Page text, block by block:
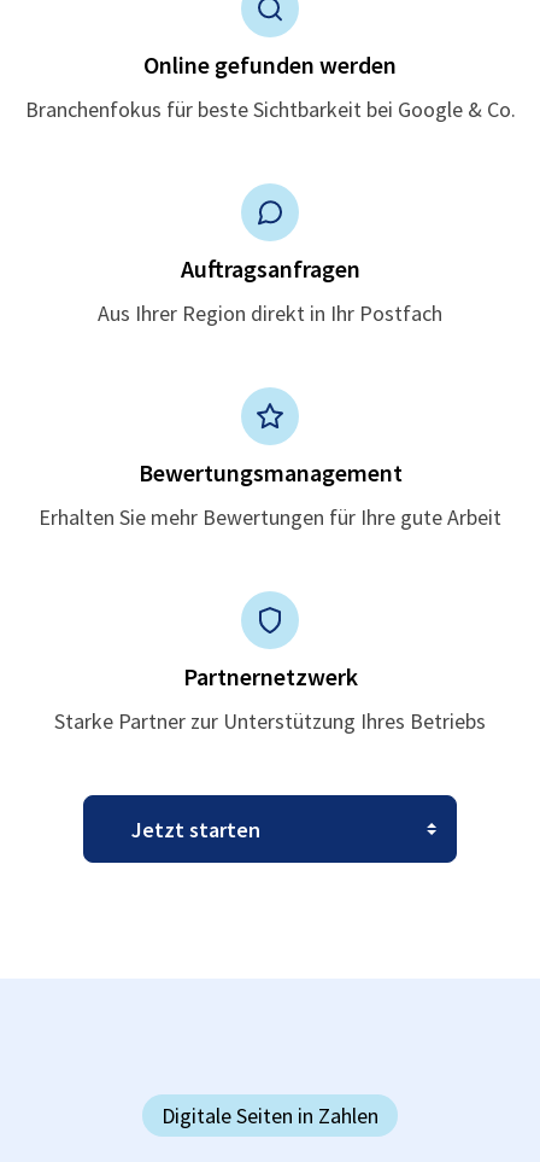
Online gefunden werden
Branchenfokus für beste Sichtbarkeit bei Google & Co.
Auftragsanfragen
Aus Ihrer Region direkt in Ihr Postfach
Bewertungsmanagement
Erhalten Sie mehr Bewertungen für Ihre gute Arbeit
Partnernetzwerk
Starke Partner zur Unterstützung Ihres Betriebs
Digitale Seiten in Zahlen